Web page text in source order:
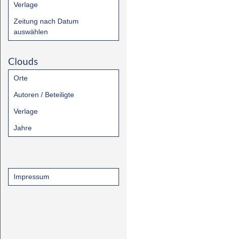
Verlage
Zeitung nach Datum
auswählen
Clouds
Orte
Autoren / Beteiligte
Verlage
Jahre
Impressum